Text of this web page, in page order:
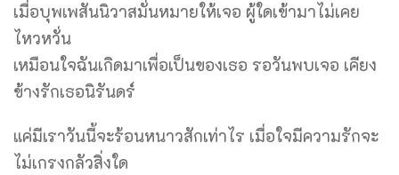
เมื่อบุพเพสันนิวาสมั่นหมายให้เจอ ผู้ใดเข้ามาไม่เคย
ไหวหวั่น
เหมือนใจฉันเกิดมาเพื่อเป็นของเธอ รอวันพบเจอ เคียง
ข้างรักเธอนิรันดร์
แค่มีเราวันนี้จะร้อนหนาวสักเท่าไร เมื่อใจมีความรักจะ
ไม่เกรงกลัวสิ่งใด